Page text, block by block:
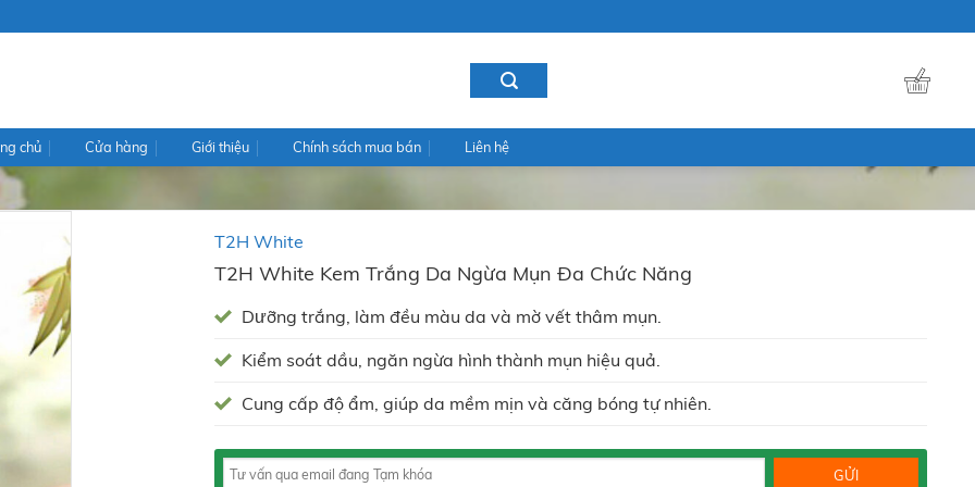
chủ Cửa hàng Giới thiệu Chính sách mua bán
Liên hệ
T2H White
T2H White Kem Trắng Da Ngừa Mụn Đa Chức Năng
Dưỡng trắng, làm đều màu da và mờ vết thâm mụn.
Kiểm soát dầu, ngăn ngừa hình thành mụn hiệu quả.
Cung cấp độ ẩm, giúp da mềm mịn và căng bóng tự nhiên.